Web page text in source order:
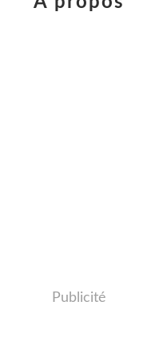
Publicité